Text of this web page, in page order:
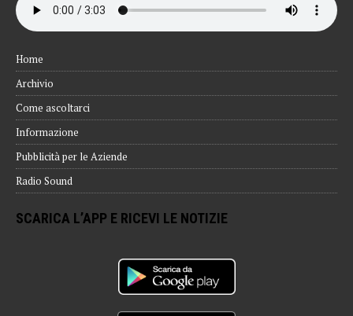
Home
Archivio
Come ascoltarci
Informazione
Pubblicità per le Aziende
Radio Sound
SCARICA L’APP E RICEVI LE NOTIZIE